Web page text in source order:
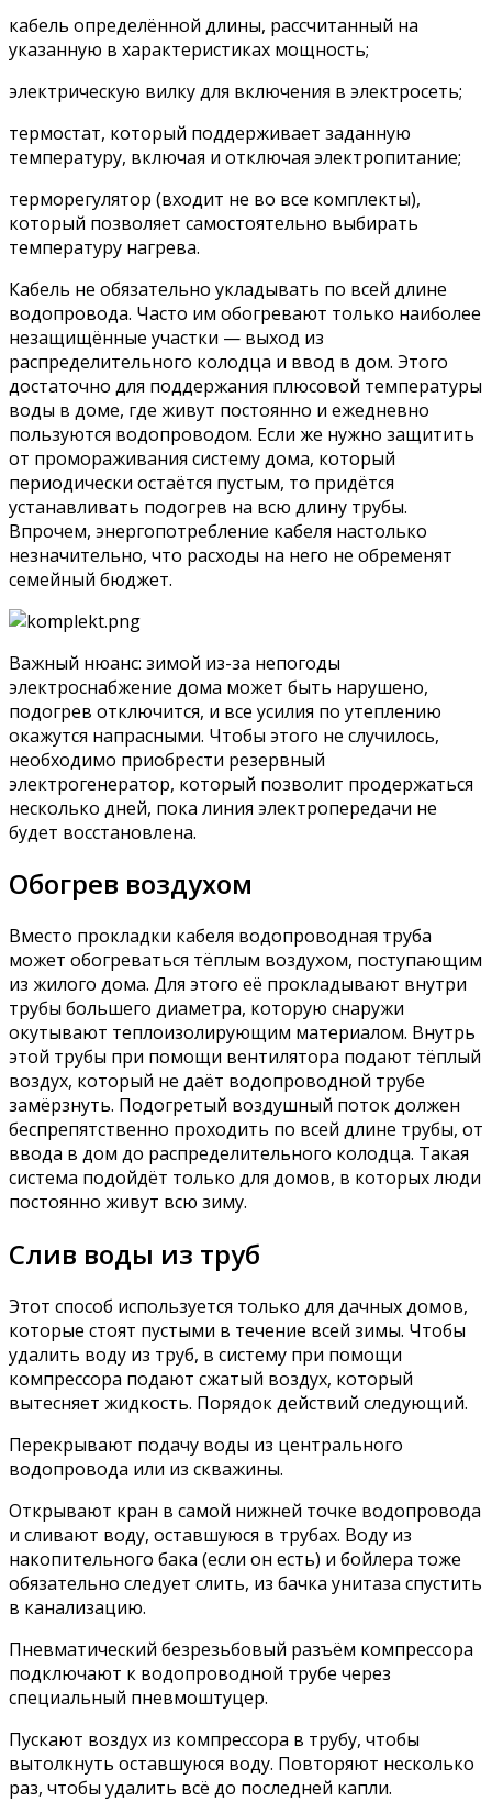
кабель определённой длины, рассчитанный на
указанную в характеристиках мощность;
электрическую вилку для включения в электросеть;
термостат, который поддерживает заданную
температуру, включая и отключая электропитание;
терморегулятор (входит не во все комплекты),
который позволяет самостоятельно выбирать
температуру нагрева.
Кабель не обязательно укладывать по всей длине
водопровода. Часто им обогревают только наиболее
незащищённые участки — выход из
распределительного колодца и ввод в дом. Этого
достаточно для поддержания плюсовой температуры
воды в доме, где живут постоянно и ежедневно
пользуются водопроводом. Если же нужно защитить
от промораживания систему дома, который
периодически остаётся пустым, то придётся
устанавливать подогрев на всю длину трубы.
Впрочем, энергопотребление кабеля настолько
незначительно, что расходы на него не обременят
семейный бюджет.
Важный нюанс: зимой из-за непогоды
электроснабжение дома может быть нарушено,
подогрев отключится, и все усилия по утеплению
окажутся напрасными. Чтобы этого не случилось,
необходимо приобрести резервный
электрогенератор, который позволит продержаться
несколько дней, пока линия электропередачи не
будет восстановлена.
Обогрев воздухом
Вместо прокладки кабеля водопроводная труба
может обогреваться тёплым воздухом, поступающим
из жилого дома. Для этого её прокладывают внутри
трубы большего диаметра, которую снаружи
окутывают теплоизолирующим материалом. Внутрь
этой трубы при помощи вентилятора подают тёплый
воздух, который не даёт водопроводной трубе
замёрзнуть. Подогретый воздушный поток должен
беспрепятственно проходить по всей длине трубы, от
ввода в дом до распределительного колодца. Такая
система подойдёт только для домов, в которых люди
постоянно живут всю зиму.
Слив воды из труб
Этот способ используется только для дачных домов,
которые стоят пустыми в течение всей зимы. Чтобы
удалить воду из труб, в систему при помощи
компрессора подают сжатый воздух, который
вытесняет жидкость. Порядок действий следующий.
Перекрывают подачу воды из центрального
водопровода или из скважины.
Открывают кран в самой нижней точке водопровода
и сливают воду, оставшуюся в трубах. Воду из
накопительного бака (если он есть) и бойлера тоже
обязательно следует слить, из бачка унитаза спустить
в канализацию.
Пневматический безрезьбовый разъём компрессора
подключают к водопроводной трубе через
специальный пневмоштуцер.
Пускают воздух из компрессора в трубу, чтобы
вытолкнуть оставшуюся воду. Повторяют несколько
раз, чтобы удалить всё до последней капли.